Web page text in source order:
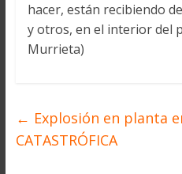
hacer, están recibiendo
y otros, en el interior del
Murrieta)
← Explosión en planta
CATASTRÓFICA